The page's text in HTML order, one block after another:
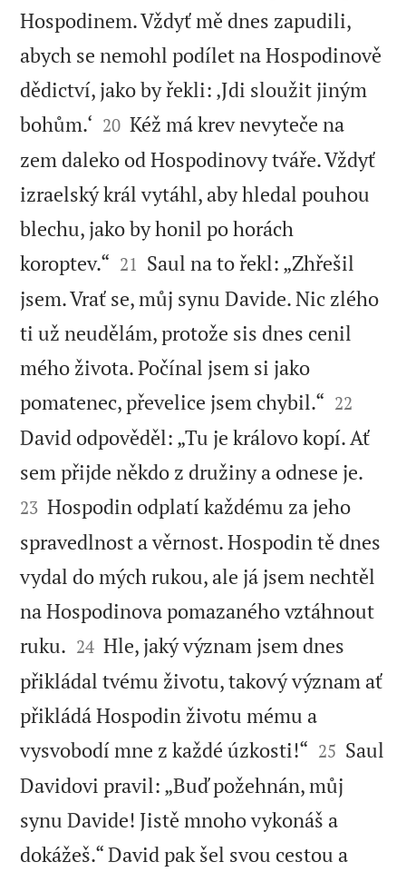
Hospodinem. Vždyť mě dnes zapudili,
abych se nemohl podílet na Hospodinově
dědictví, jako by řekli: ‚Jdi sloužit jiným
bohům.‘ 

20 Kéž má krev nevyteče na
zem daleko od Hospodinovy tváře. Vždyť
izraelský král vytáhl, aby hledal pouhou
blechu, jako by honil po horách
koroptev.“ 

21 Saul na to řekl: „Zhřešil
jsem. Vrať se, můj synu Davide. Nic zlého
ti už neudělám, protože sis dnes cenil
mého života. Počínal jsem si jako
pomatenec, převelice jsem chybil.“ 

22
David odpověděl: „Tu je královo kopí. Ať
sem přijde někdo z družiny a odnese je.
23 Hospodin odplatí každému za jeho
spravedlnost a věrnost. Hospodin tě dnes
vydal do mých rukou, ale já jsem nechtěl
na Hospodinova pomazaného vztáhnout
ruku. 

24 Hle, jaký význam jsem dnes
přikládal tvému životu, takový význam ať
přikládá Hospodin životu mému a
vysvobodí mne z každé úzkosti!“ 

25 Saul
Davidovi pravil: „Buď požehnán, můj
synu Davide! Jistě mnoho vykonáš a
dokážeš.“ David pak šel svou cestou a